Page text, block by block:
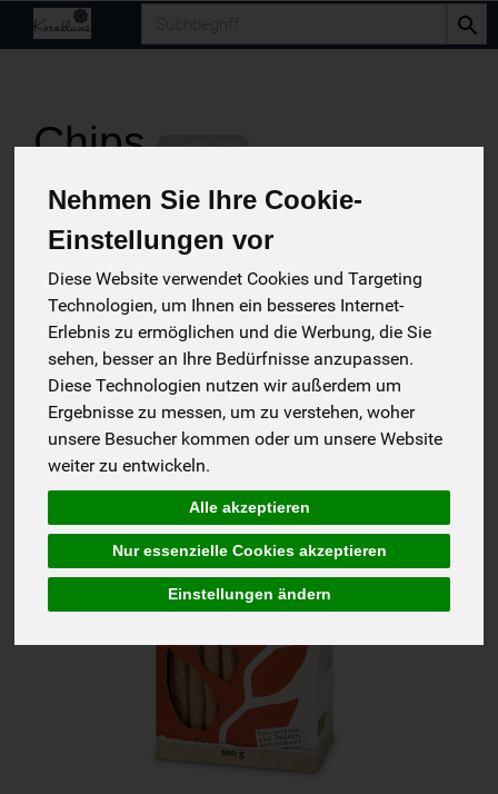
Nehmen Sie Ihre Cookie-
Einstellungen vor
Diese Website verwendet Cookies und Targeting
Technologien, um Ihnen ein besseres Internet-
Erlebnis zu ermöglichen und die Werbung, die Sie
sehen, besser an Ihre Bedürfnisse anzupassen.
Diese Technologien nutzen wir außerdem um
Ergebnisse zu messen, um zu verstehen, woher
unsere Besucher kommen oder um unsere Website
weiter zu entwickeln.
Alle akzeptieren
Nur essenzielle Cookies akzeptieren
Einstellungen ändern
Chips 17 von 2369
12
Hersteller Ernährung Allergene